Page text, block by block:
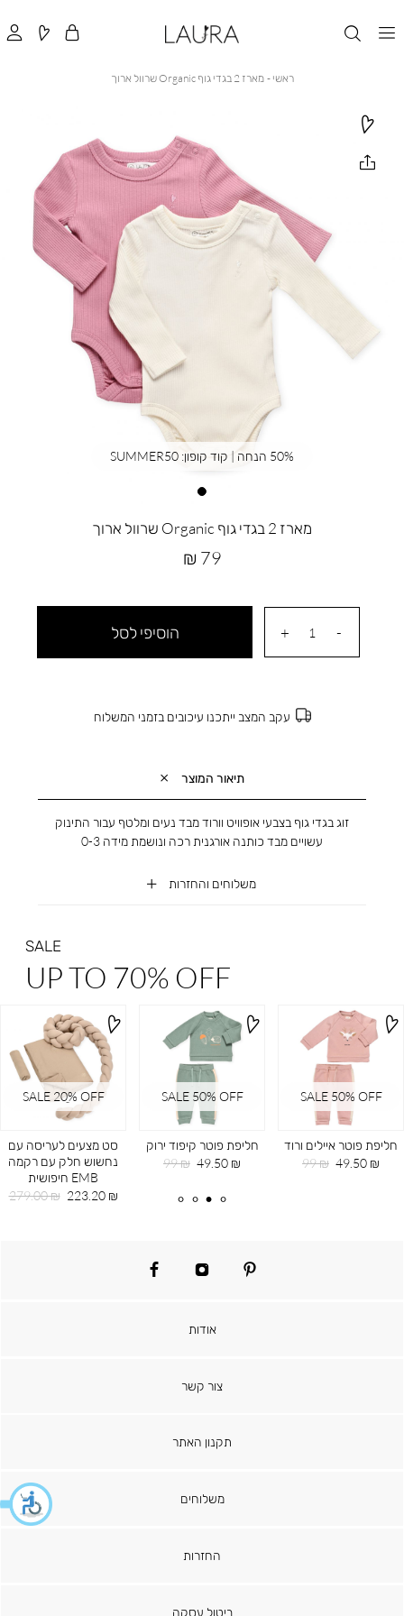
ראשי ראשי
מארז 2 בגדי גוף Organic שרוול ארוך
שרוול
ארוך
מארז 2 בגדי גוף Organic שרוול ארוך
מחיר
79 ₪
הוסיפי לסל
עקב המצב ייתכנו עיכובים בזמני המשלוח
תיאור המוצר
משלוחים והחזרות
זוג בגדי גוף בצבעי אופוויט וורוד מבד נעים ומלטף עבור התינוק
עשויים מבד כותנה אורגנית רכה ונושמת מידה 0-3
50% הנחה | קוד קופון: SUMMER50
SALE
UP TO 70% OFF
SALE 20ֵ% OFF
סט מצעים לעריסה עם
נחשוש חלק עם רקמה
EMB חיפושית
מחיר
223.20 ₪
מחיר
279.00 ₪
SALE 50% OFF
חליפת פוטר קיפוד ירוק
מחיר
49.50 ₪
מחיר
99 ₪
SALE 50% OFF
חליפת פוטר איילים ורוד
מחיר
49.50 ₪
מחיר
99 ₪
pinterest
instagram
facebook
אודות
צור קשר
תקנון האתר
משלוחים
החזרות
ביטול עסקה